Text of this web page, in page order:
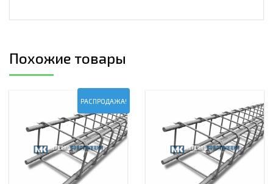
Похожие товары
РАСПРОДАЖА!